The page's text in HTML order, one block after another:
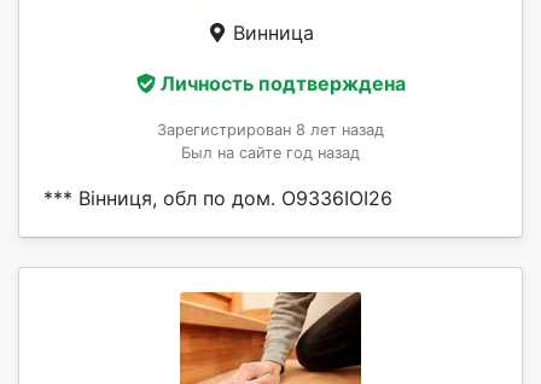
Винница
Личность подтверждена
Зарегистрирован 8 лет назад
Был на сайте год назад
*** Вінниця, обл по дом. О9ЗЗ6ІОІ26